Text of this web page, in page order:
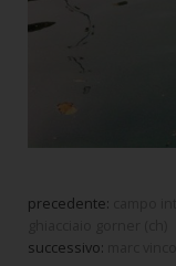
precedente:
successivo: